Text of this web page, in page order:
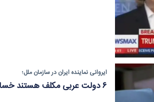
ایروانی نماینده ایران در سازمان ملل؛
۶ دولت عربی مکلف هستند خسارات ایران را جبران کنند